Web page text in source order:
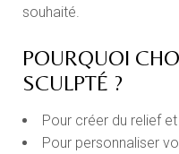
souhaité.
POURQUOI
SCULPTÉ ?
Pour créer du relief
Pour personnaliser